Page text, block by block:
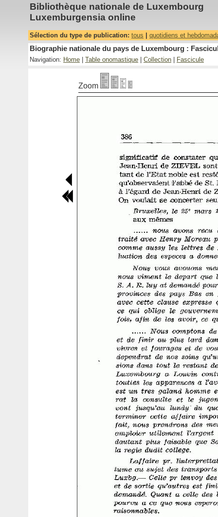
Bibliothèque nationale de Luxembourg
Luxemburgensia online
Sélection du type de publication: tous quotidiens et
Biographie nationale du pays de Luxembourg :
Navigation: Home Table onomastique Collection Fascicule
Zoom